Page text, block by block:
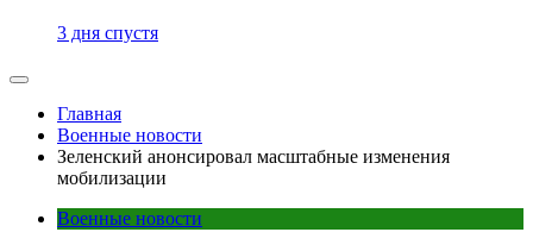
3 дня спустя
Главная
Военные новости
Зеленский анонсировал масштабные изменения
мобилизации
Военные новости